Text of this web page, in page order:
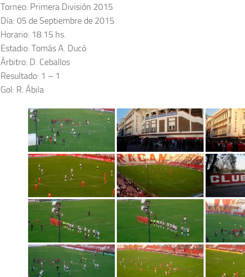
Torneo: Primera División 2015
Día: 05 de Septiembre de 2015
Horario: 18.15 hs.
Estadio: Tomás A. Ducó
Árbitro: D. Ceballos
Resultado: 1 – 1
Gol: R. Ábila